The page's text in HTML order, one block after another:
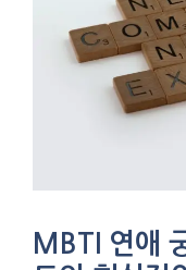
MBTI 연애